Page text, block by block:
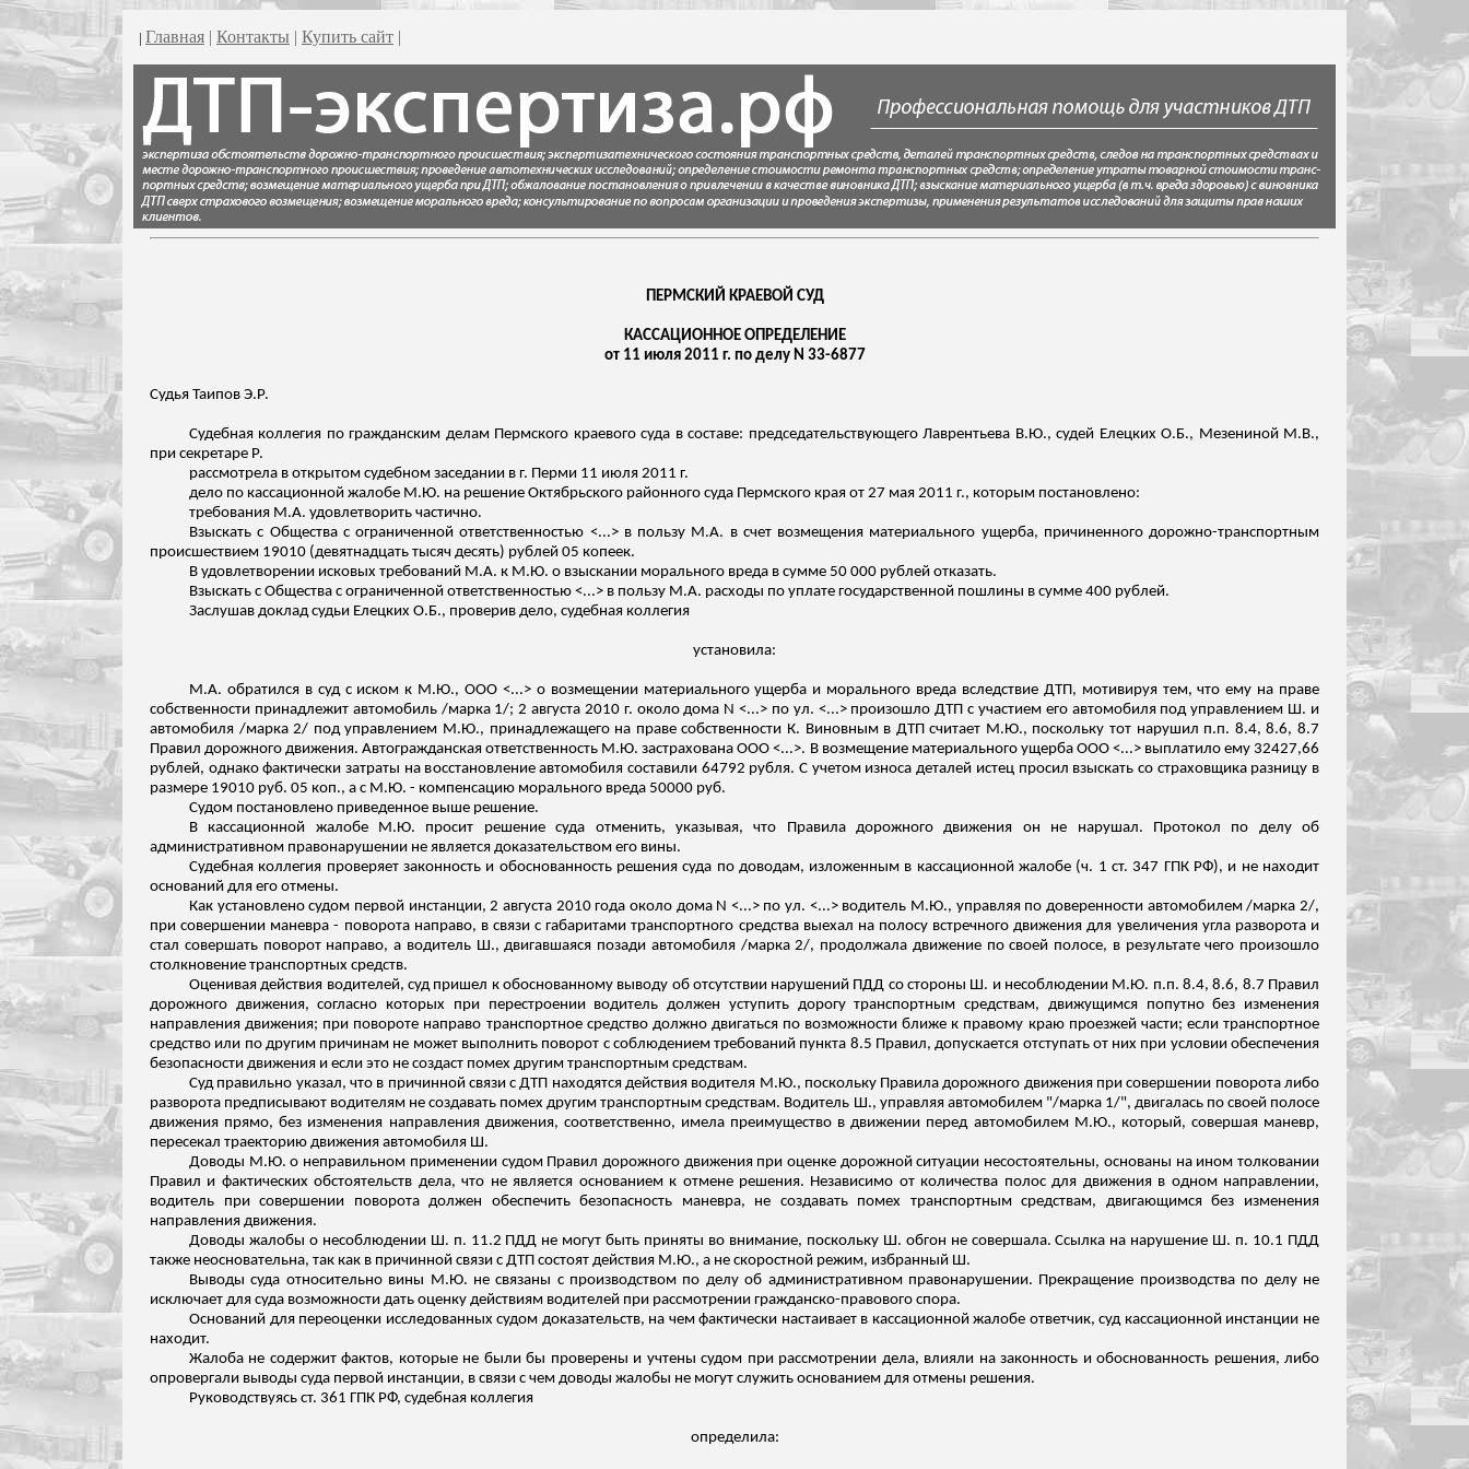
| Главная | Контакты | Купить сайт |
ПЕРМСКИЙ КРАЕВОЙ СУД
КАССАЦИОННОЕ ОПРЕДЕЛЕНИЕ
от 11 июля 2011 г. по делу N 33-6877
Судья Таипов Э.Р.
Судебная коллегия по гражданским делам Пермского краевого суда в составе: председательствующего Лаврентьева В.Ю., судей Елецких О.Б., Мезениной М.В.,
при секретаре Р.
рассмотрела в открытом судебном заседании в г. Перми 11 июля 2011 г.
дело по кассационной жалобе М.Ю. на решение Октябрьского районного суда Пермского края от 27 мая 2011 г., которым постановлено:
требования М.А. удовлетворить частично.
Взыскать с Общества с ограниченной ответственностью <...> в пользу М.А. в счет возмещения материального ущерба, причиненного дорожно-транспортным
происшествием 19010 (девятнадцать тысяч десять) рублей 05 копеек.
В удовлетворении исковых требований М.А. к М.Ю. о взыскании морального вреда в сумме 50 000 рублей отказать.
Взыскать с Общества с ограниченной ответственностью <...> в пользу М.А. расходы по уплате государственной пошлины в сумме 400 рублей.
Заслушав доклад судьи Елецких О.Б., проверив дело, судебная коллегия
установила:
М.А. обратился в суд с иском к М.Ю., ООО <...> о возмещении материального ущерба и морального вреда вследствие ДТП, мотивируя тем, что ему на праве
собственности принадлежит автомобиль /марка 1/; 2 августа 2010 г. около дома N <...> по ул. <...> произошло ДТП с участием его автомобиля под управлением Ш. и
автомобиля /марка 2/ под управлением М.Ю., принадлежащего на праве собственности К. Виновным в ДТП считает М.Ю., поскольку тот нарушил п.п. 8.4, 8.6, 8.7
Правил дорожного движения. Автогражданская ответственность М.Ю. застрахована ООО <...>. В возмещение материального ущерба ООО<...> выплатило ему 32427,66
рублей, однако фактически затраты на восстановление автомобиля составили 64792 рубля. С учетом износа деталей истец просил взыскать со страховщика разницу в
размере 19010 руб. 05 коп., а с М.Ю. - компенсацию морального вреда 50000 руб.
Судом постановлено приведенное выше решение.
В кассационной жалобе М.Ю. просит решение суда отменить, указывая, что Правила дорожного движения он не нарушал. Протокол по делу об
административном правонарушении не является доказательством его вины.
Судебная коллегия проверяет законность и обоснованность решения суда по доводам, изложенным в кассационной жалобе (ч. 1 ст. 347 ГПК РФ), и не находит
оснований для его отмены.
Как установлено судом первой инстанции, 2 августа 2010 года около дома N <...> по ул. <...> водитель М.Ю., управляя по доверенности автомобилем /марка 2/,
при совершении маневра - поворота направо, в связи с габаритами транспортного средства выехал на полосу встречного движения для увеличения угла разворота и
стал совершать поворот направо, а водитель Ш., двигавшаяся позади автомобиля /марка 2/, продолжала движение по своей полосе, в результате чего произошло
столкновение транспортных средств.
Оценивая действия водителей, суд пришел к обоснованному выводу об отсутствии нарушений ПДД со стороны Ш. и несоблюдении М.Ю. п.п. 8.4, 8.6, 8.7 Правил
дорожного движения, согласно которых при перестроении водитель должен уступить дорогу транспортным средствам, движущимся попутно без изменения
направления движения; при повороте направо транспортное средство должно двигаться по возможности ближе к правому краю проезжей части; если транспортное
средство или по другим причинам не может выполнить поворот с соблюдением требований пункта 8.5 Правил, допускается отступать от них при условии обеспечения
безопасности движения и если это не создаст помех другим транспортным средствам.
Суд правильно указал, что в причинной связи с ДТП находятся действия водителя М.Ю., поскольку Правила дорожного движения при совершении поворота либо
разворота предписывают водителям не создавать помех другим транспортным средствам. Водитель Ш., управляя автомобилем "/марка 1/", двигалась по своей полосе
движения прямо, без изменения направления движения, соответственно, имела преимущество в движении перед автомобилем М.Ю., который, совершая маневр,
пересекал траекторию движения автомобиля Ш.
Доводы М.Ю. о неправильном применении судом Правил дорожного движения при оценке дорожной ситуации несостоятельны, основаны на ином толковании
Правил и фактических обстоятельств дела, что не является основанием к отмене решения. Независимо от количества полос для движения в одном направлении,
водитель при совершении поворота должен обеспечить безопасность маневра, не создавать помех транспортным средствам, двигающимся без изменения
направления движения.
Доводы жалобы о несоблюдении Ш. п. 11.2 ПДД не могут быть приняты во внимание, поскольку Ш. обгон не совершала. Ссылка на нарушение Ш. п. 10.1 ПДД
также неосновательна, так как в причинной связи с ДТП состоят действия М.Ю., а не скоростной режим, избранный Ш.
Выводы суда относительно вины М.Ю. не связаны с производством по делу об административном правонарушении. Прекращение производства по делу не
исключает для суда возможности дать оценку действиям водителей при рассмотрении гражданско-правового спора.
Оснований для переоценки исследованных судом доказательств, на чем фактически настаивает в кассационной жалобе ответчик, суд кассационной инстанции не
находит.
Жалоба не содержит фактов, которые не были бы проверены и учтены судом при рассмотрении дела, влияли на законность и обоснованность решения, либо
опровергали выводы суда первой инстанции, в связи с чем доводы жалобы не могут служить основанием для отмены решения.
Руководствуясь ст. 361 ГПК РФ, судебная коллегия
определила: